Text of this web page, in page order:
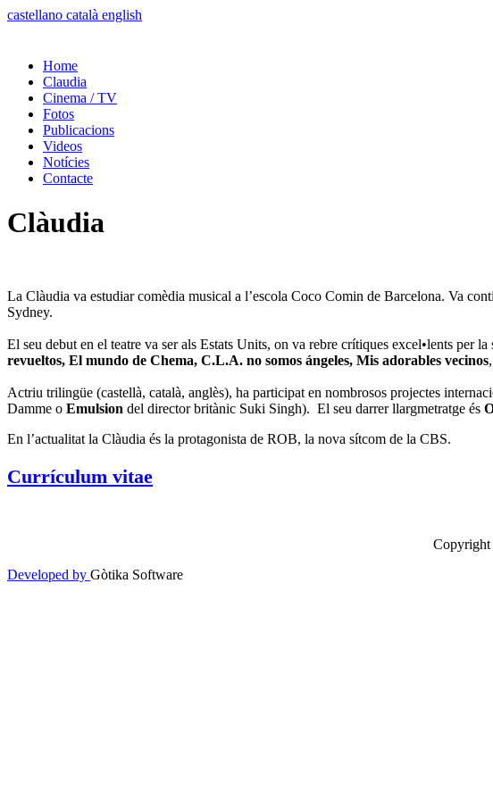
castellano català english
Home
Claudia
Cinema / TV
Fotos
Publicacions
Videos
Notícies
Contacte
Clàudia
La Clàudia va estudiar comèdia musical a l’escola Coco Comin de Barcelona. Va
Sydney.
El seu debut en el teatre va ser als Estats Units, on va rebre crítiques excel•lents per la
revueltos, El mundo de Chema, C.L.A. no somos ángeles, Mis adorables vecinos,
Actriu trilingüe (castellà, català, anglès), ha participat en nombrosos projectes
Damme o Emulsion del director britànic Suki Singh). El seu darrer llargmetratge és
En l’actualitat la Clàudia és la protagonista de ROB, la nova sítcom de la CBS.
Currículum vitae
Copyright
Developed by Gòtika Software